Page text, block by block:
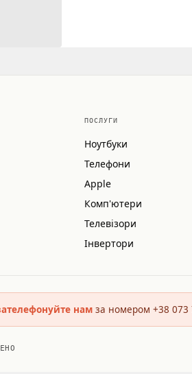
ПОСЛУГИ
Ноутбуки
Телефони
Apple
Комп'ютери
Телевізори
Інвертори
нам за номером +38 073